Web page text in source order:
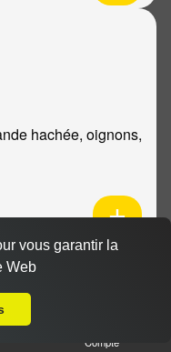
hachée, oignons,
Compte
vous garantir la
Web